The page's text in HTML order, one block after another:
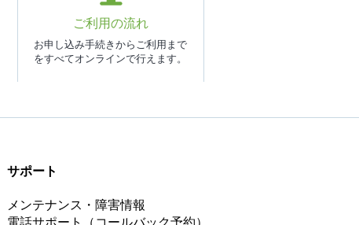
ご利用の流れ
お申し込み手続きからご利用まで
をすべてオンラインで行えます。
サポート
メンテナンス・障害情報
電話サポート（コールバック予約）